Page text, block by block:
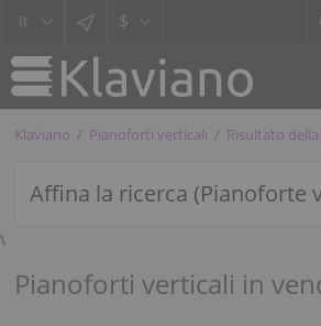
$
Klaviano Pianoforti verticali Risultato
Affina la ricerca (Pianoforte
\
Pianoforti verticali in